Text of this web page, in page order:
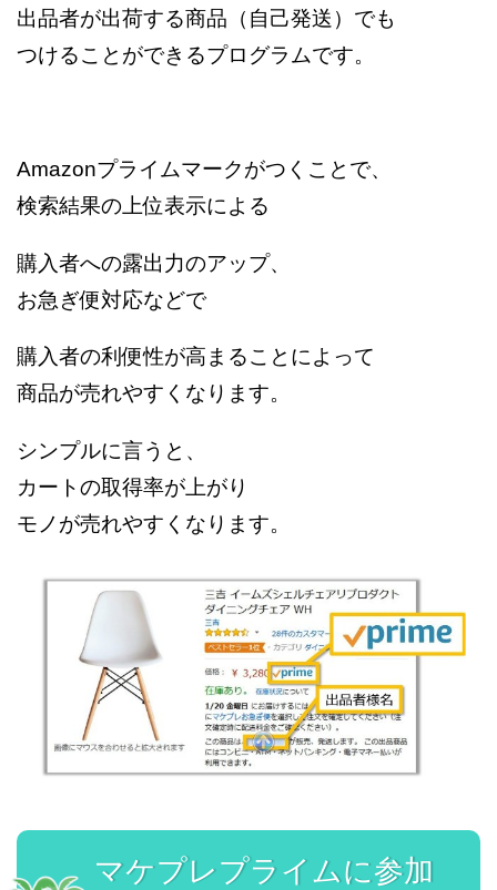
出品者が出荷する商品（自己発送）でも
つけることができるプログラムです。
Amazonプライムマークがつくことで、
検索結果の上位表示による
購入者への露出力のアップ、
お急ぎ便対応などで
購入者の利便性が高まることによって
商品が売れやすくなります。
シンプルに言うと、
カートの取得率が上がり
モノが売れやすくなります。
マケプレプライムに参加